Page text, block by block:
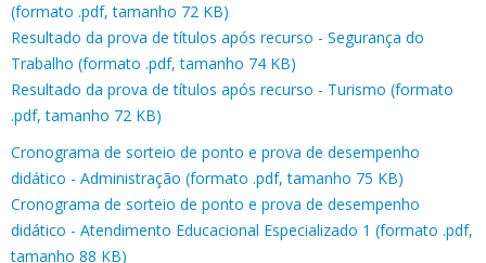
(formato .pdf, tamanho 72 KB)
Resultado da prova de títulos após recurso - Segurança do
Trabalho (formato .pdf, tamanho 74 KB)
Resultado da prova de títulos após recurso - Turismo (formato
.pdf, tamanho 72 KB)
Cronograma de sorteio de ponto e prova de desempenho
didático - Administração (formato .pdf, tamanho 75 KB)
Cronograma de sorteio de ponto e prova de desempenho
didático - Atendimento Educacional Especializado 1 (formato .pdf,
tamanho 88 KB)